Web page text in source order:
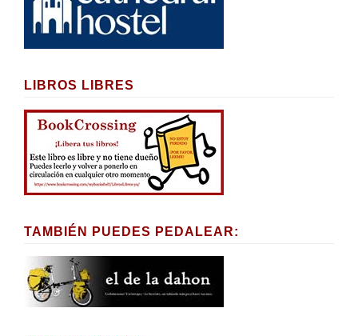
LIBROS LIBRES
TAMBIÉN PUEDES PEDALEAR: